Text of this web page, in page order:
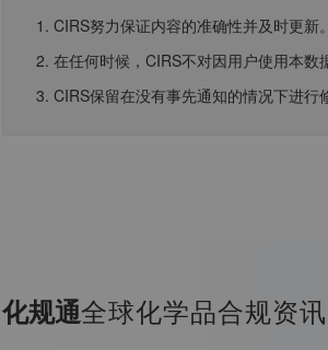
1. CIRS努力保证内容的准确性并及时更
2. 在任何时候，CIRS不对因用户使用本
3. CIRS保留在没有事先通知的情况下进
化规通全球化学品合规资